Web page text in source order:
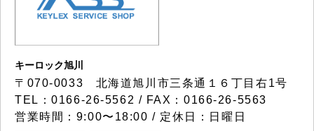
キーロック旭川
〒070-0033 北海道旭川市三条通１６丁目右1号
TEL：0166-26-5562 / FAX：0166-26-5563
営業時間：9:00〜18:00 / 定休日：日曜日